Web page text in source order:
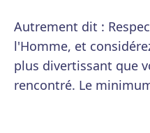
Autrement dit :
l'Homme, et
plus divertissant que
rencontré. Le